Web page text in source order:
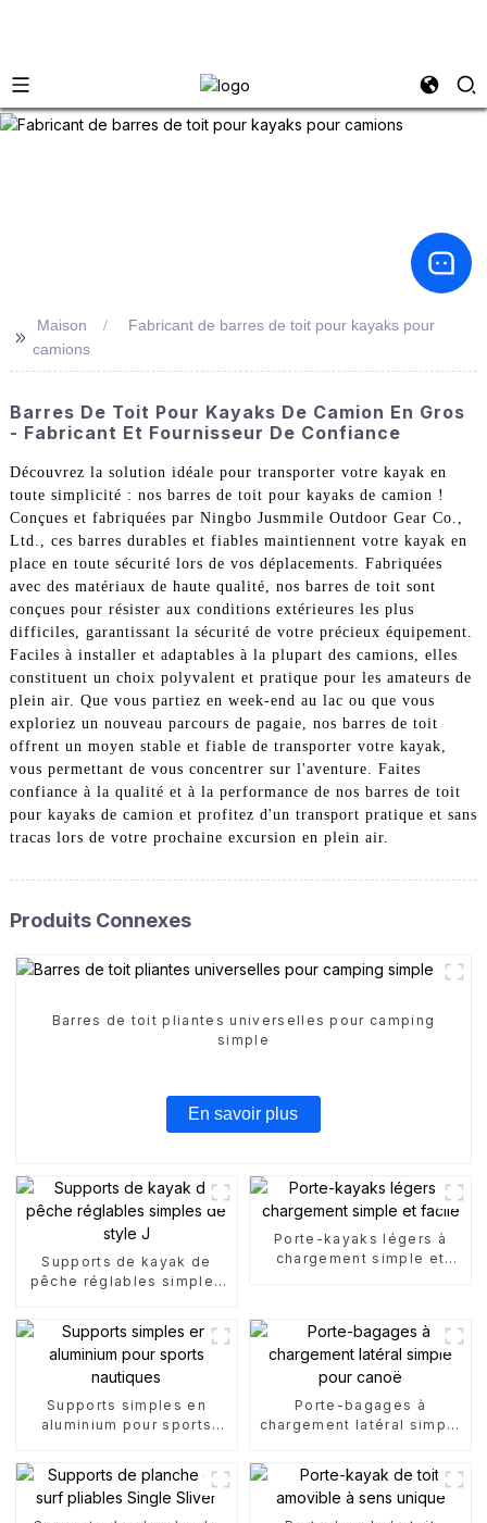
>> Maison
Fabricant de barres de toit pour kayaks pour
camions
Barres De Toit Pour Kayaks De Camion En Gros
- Fabricant Et Fournisseur De Confiance
Découvrez la solution idéale pour transporter votre kayak en
toute simplicité : nos barres de toit pour kayaks de camion !
Conçues et fabriquées par Ningbo Jusmmile Outdoor Gear Co.,
Ltd., ces barres durables et fiables maintiennent votre kayak en
place en toute sécurité lors de vos déplacements. Fabriquées
avec des matériaux de haute qualité, nos barres de toit sont
conçues pour résister aux conditions extérieures les plus
difficiles, garantissant la sécurité de votre précieux équipement.
Faciles à installer et adaptables à la plupart des camions, elles
constituent un choix polyvalent et pratique pour les amateurs de
plein air. Que vous partiez en week-end au lac ou que vous
exploriez un nouveau parcours de pagaie, nos barres de toit
offrent un moyen stable et fiable de transporter votre kayak,
vous permettant de vous concentrer sur l'aventure. Faites
confiance à la qualité et à la performance de nos barres de toit
pour kayaks de camion et profitez d'un transport pratique et sans
tracas lors de votre prochaine excursion en plein air.
Produits Connexes
Barres de toit pliantes universelles pour camping
simple
En savoir plus
Supports de kayak de
pêche réglables simples
Porte-kayaks légers à
chargement simple et
Supports simples en
aluminium pour sports
Porte-bagages à
chargement latéral simple